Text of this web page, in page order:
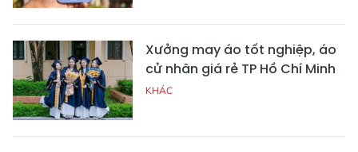
Xưởng may áo tốt nghiệp, áo
cử nhân giá rẻ TP Hồ Chí Minh
KHÁC